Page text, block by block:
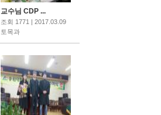
교수님 CDP ...
조회 1771 | 2017.03.09
토목과